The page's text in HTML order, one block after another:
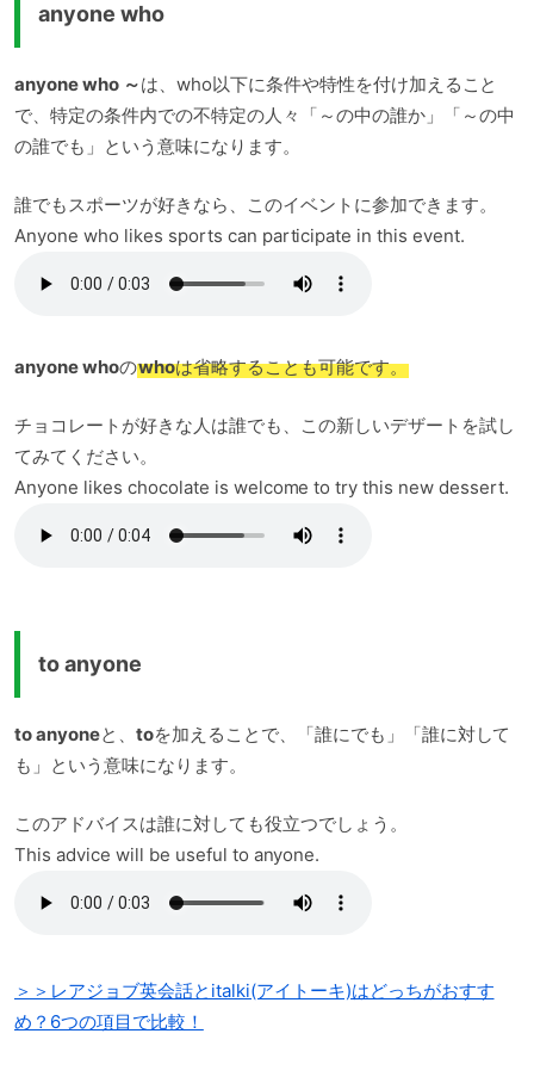
anyone who
anyone who ～は、who以下に条件や特性を付け加えること
で、特定の条件内での不特定の人々「～の中の誰か」「～の中
の誰でも」という意味になります。
誰でもスポーツが好きなら、このイベントに参加できます。
Anyone who likes sports can participate in this event.
anyone whoのwhoは省略することも可能です。
チョコレートが好きな人は誰でも、この新しいデザートを試し
てみてください。
Anyone likes chocolate is welcome to try this new dessert.
to anyone
to anyoneと、 toを加えることで、「誰にでも」「誰に対して
も」という意味になります。
このアドバイスは誰に対しても役立つでしょう。
This advice will be useful to anyone.
＞＞レアジョブ英会話とitalki(アイトーキ)はどっちがおすす
め？6つの項目で比較！